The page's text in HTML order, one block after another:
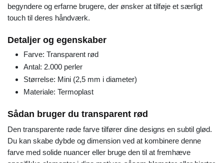
begyndere og erfarne brugere, der ønsker at tilføje et særligt
touch til deres håndværk.
Detaljer og egenskaber
Farve: Transparent rød
Antal: 2.000 perler
Størrelse: Mini (2,5 mm i diameter)
Materiale: Termoplast
Sådan bruger du transparent rød
Den transparente røde farve tilfører dine designs en subtil glød.
Du kan skabe dybde og dimension ved at kombinere denne
farve med solide nuancer eller bruge den til at fremhæve